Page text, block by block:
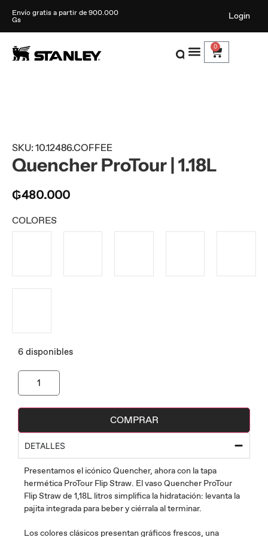
Envío gratis a partir de 900.000
Gs
Login
0
SKU: 10.12486.COFFEE
Quencher ProTour | 1.18L
₲480.000
COLORES
6 disponibles
COMPRAR
DETALLES
Presentamos el icónico Quencher, ahora con la tapa
hermética ProTour Flip Straw. El vaso Quencher ProTour
Flip Straw de 1,18L litros simplifica la hidratación: levanta la
pajita integrada para beber y ciérrala al terminar.
Los colores clásicos presentan gráficos frescos, una